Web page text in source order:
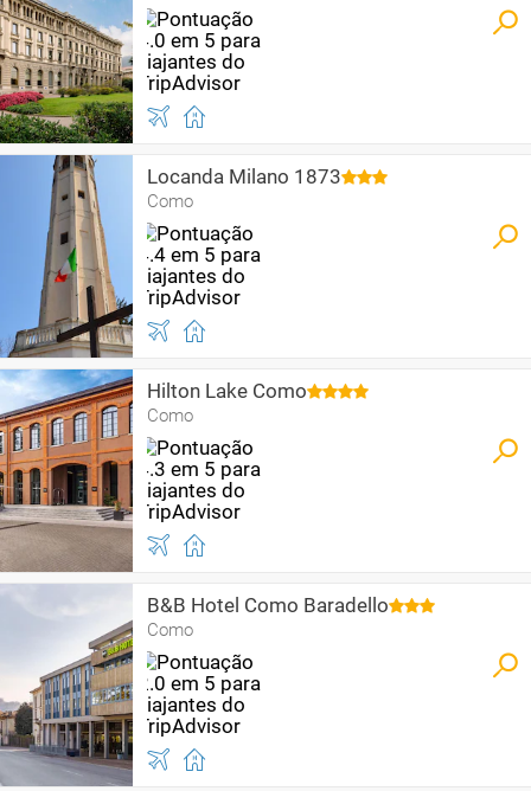
Locanda Milano 1873
Como
Hilton Lake Como
Como
B&B Hotel Como Baradello
Como